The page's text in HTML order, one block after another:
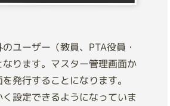
ユーザー（教員、PTA役員・
ります。マスター管理画面か
発行することになります。
設定できるようになっていま